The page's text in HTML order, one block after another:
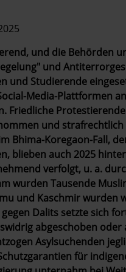
und die Behörden
und
und Studierende
Media-Plattformen
. Friedliche
und
Bhima-Koregaon-Fall,
blieben auch 2025
verfolgt, u. a.
wurden Tausende
und Kaschmir wurden
Dalits setzte sich
abgeschoben oder
Asylsuchenden
für